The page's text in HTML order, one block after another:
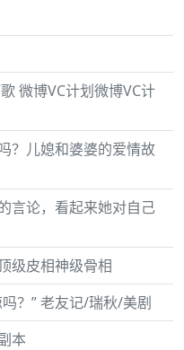
微博VC计划微博VC计
？儿媳和婆婆的爱情故
言论，看起来她对自己
级皮相神级骨相
？” 老友记/瑞秋/美剧
本